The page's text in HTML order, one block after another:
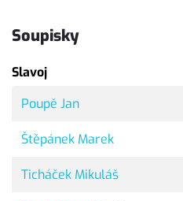
Soupisky
Slavoj
Poupě Jan
Štěpánek Marek
Ticháček Mikuláš